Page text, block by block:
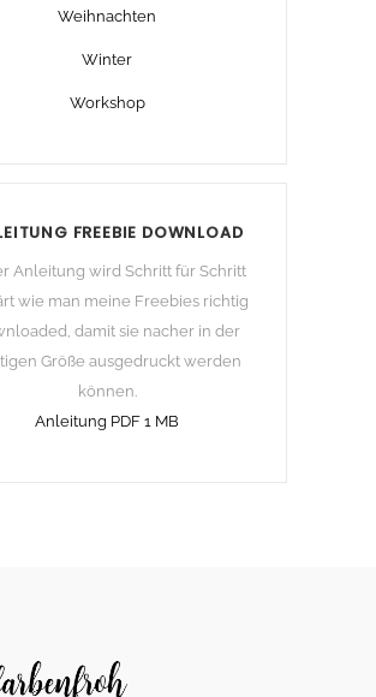
Weihnachten
Winter
Workshop
FREEBIE DOWNLOAD
Anleitung wird Schritt für Schritt
wie man meine Freebies richtig
damit sie nacher in der
Größe ausgedruckt werden
können.
Anleitung PDF 1 MB